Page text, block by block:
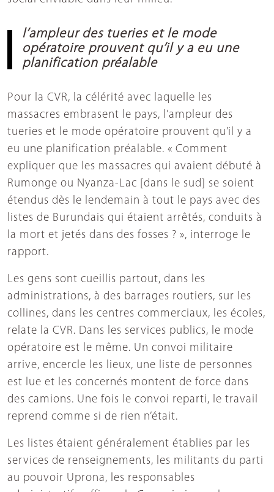
l’ampleur des tueries et le mode
opératoire prouvent qu’il y a eu une
planification préalable
Pour la CVR, la célérité avec laquelle les
massacres embrasent le pays, l’ampleur des
tueries et le mode opératoire prouvent qu’il y a
eu une planification préalable. « Comment
expliquer que les massacres qui avaient débuté à
Rumonge ou Nyanza-Lac [dans le sud] se soient
étendus dès le lendemain à tout le pays avec des
listes de Burundais qui étaient arrêtés, conduits à
la mort et jetés dans des fosses ? », interroge le
rapport.
Les gens sont cueillis partout, dans les
administrations, à des barrages routiers, sur les
collines, dans les centres commerciaux, les écoles,
relate la CVR. Dans les services publics, le mode
opératoire est le même. Un convoi militaire
arrive, encercle les lieux, une liste de personnes
est lue et les concernés montent de force dans
des camions. Une fois le convoi reparti, le travail
reprend comme si de rien n’était.
Les listes étaient généralement établies par les
services de renseignements, les militants du parti
au pouvoir Uprona, les responsables